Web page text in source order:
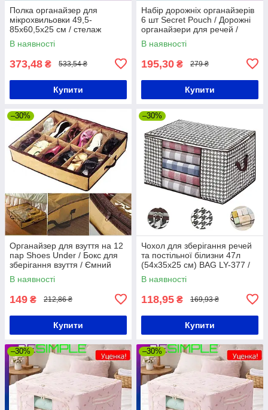
Полка органайзер для
мікрохвильовки 49,5-
85х60,5х25 см / стелаж
Кухонний
В наявності
373,48 ₴ 533,54 ₴
Купити
Набір дорожніх органайзерів
6 шт Secret Pouch / Дорожні
органайзери для речей /
Косметички для поїздок
В наявності
195,30 ₴ 279 ₴
Купити
–30%
Органайзер для взуття на 12
пар Shoes Under / Бокс для
зберігання взуття / Ємний
взуттєвий органайзер
В наявності
149 ₴ 212,86 ₴
Купити
–30%
Чохол для зберігання речей
та постільної білизни 47л
(54х35х25 см) BAG LY-377 /
Складаний чохол для речей
В наявності
118,95 ₴ 169,93 ₴
Купити
–30% –30%